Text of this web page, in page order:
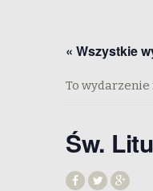
« Wszystkie
To wydarzenie
Św.